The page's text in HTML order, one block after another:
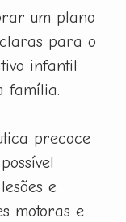
um plano
para o
infantil
família.
precoce
e
motoras e